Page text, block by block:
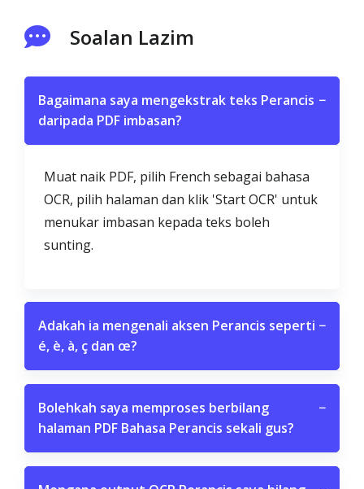
Soalan Lazim
Bagaimana saya mengekstrak teks Perancis
daripada PDF imbasan?
−
Muat naik PDF, pilih French sebagai bahasa
OCR, pilih halaman dan klik 'Start OCR' untuk
menukar imbasan kepada teks boleh
sunting.
Adakah ia mengenali aksen Perancis seperti
é, è, à, ç dan œ?
−
Bolehkah saya memproses berbilang
halaman PDF Bahasa Perancis sekali gus?
−